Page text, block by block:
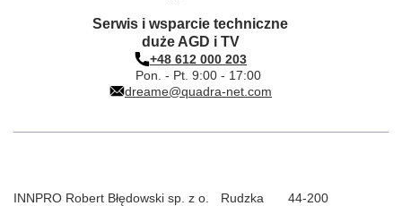
Serwis i wsparcie techniczne
duże AGD i TV
+48 612 000 203
Pon. - Pt. 9:00 - 17:00
dreame@quadra-net.com
INNPRO Robert Błędowski sp. z o. Rudzka 44-200